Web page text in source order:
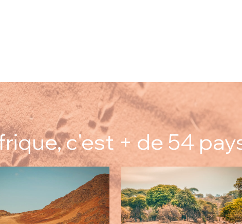
c'est + de 54